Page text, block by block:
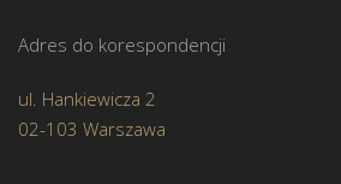
Adres do korespondencji
ul. Hankiewicza 2
02-103 Warszawa